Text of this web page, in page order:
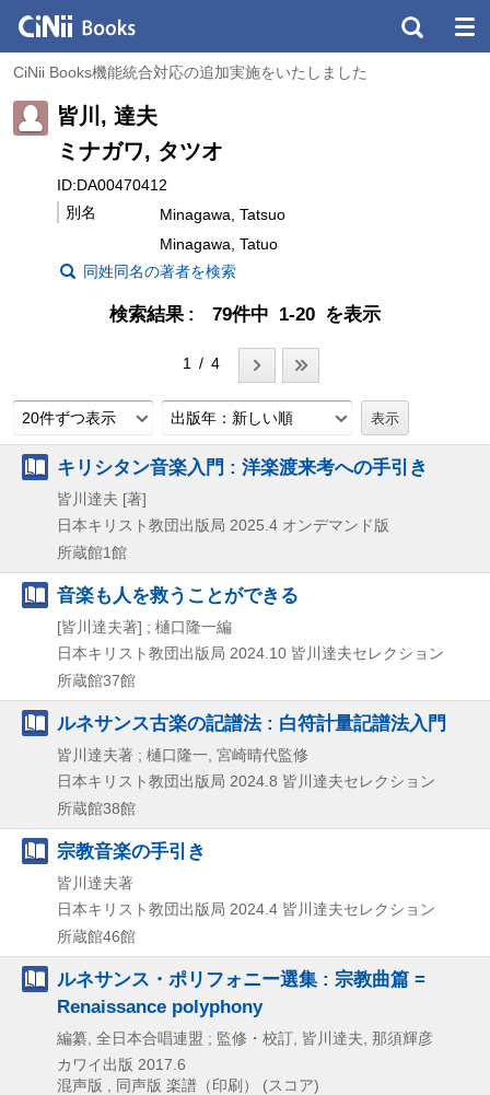
CiNii Books機能統合対応の追加実施をいたしました
皆川, 達夫
ミナガワ, タツオ
ID:DA00470412
別名
Minagawa, Tatsuo
Minagawa, Tatuo
同姓同名の著者を検索
検索結果 79件中 1-20 を表示
1 / 4
20件ずつ表示 出版年：新しい順
キリシタン音楽入門 : 洋楽渡来考への手引き
皆川達夫 [著]
日本キリスト教団出版局 2025.4 オンデマンド版
所蔵館1館
音楽も人を救うことができる
[皆川達夫著] ; 樋口隆一編
日本キリスト教団出版局 2024.10 皆川達夫セレクション
所蔵館37館
ルネサンス古楽の記譜法 : 白符計量記譜法入門
皆川達夫著 ; 樋口隆一, 宮崎晴代監修
日本キリスト教団出版局 2024.8 皆川達夫セレクション
所蔵館38館
宗教音楽の手引き
皆川達夫著
日本キリスト教団出版局 2024.4 皆川達夫セレクション
所蔵館46館
ルネサンス・ポリフォニー選集 : 宗教曲篇 =
Renaissance polyphony
編纂, 全日本合唱連盟 ; 監修・校訂, 皆川達夫, 那須輝彦
カワイ出版 2017.6
混声版 , 同声版 楽譜（印刷） (スコア)